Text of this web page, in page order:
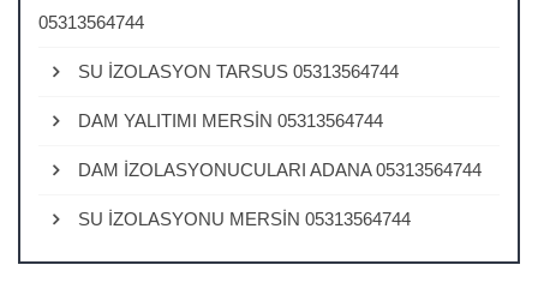
05313564744
SU İZOLASYON TARSUS 05313564744
DAM YALITIMI MERSİN 05313564744
DAM İZOLASYONUCULARI ADANA 05313564744
SU İZOLASYONU MERSİN 05313564744